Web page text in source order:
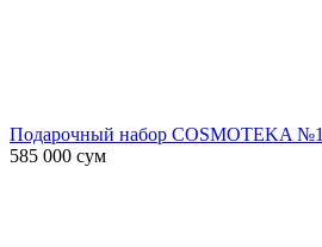
Подарочный набор COSMOTEKA №1
585 000 сум